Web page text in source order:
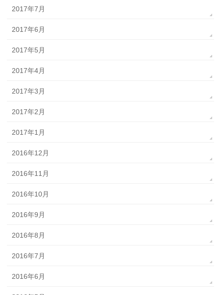
2017年7月
2017年6月
2017年5月
2017年4月
2017年3月
2017年2月
2017年1月
2016年12月
2016年11月
2016年10月
2016年9月
2016年8月
2016年7月
2016年6月